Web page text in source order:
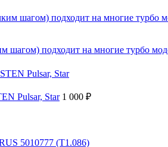
шагом) подходит на многие турбо
Pulsar, Star 1 000 ₽